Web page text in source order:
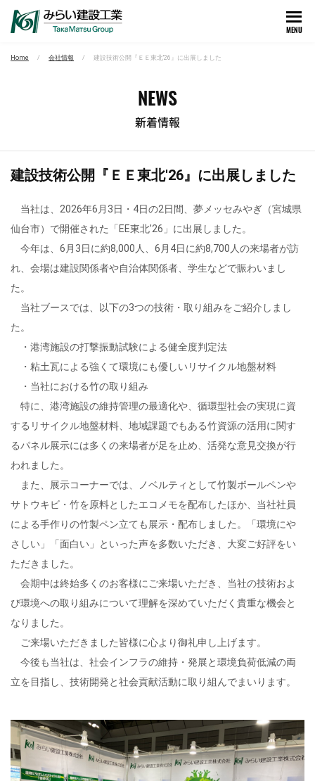
MENU
Home 会社情報 建設技術公開『ＥＥ東北′26』に出展しました
NEWS
新着情報
建設技術公開『ＥＥ東北′26』に出展しました
当社は、2026年6月3日・4日の2日間、夢メッセみやぎ（宮城県
仙台市）で開催された「EE東北’26」に出展しました。
今年は、6月3日に約8,000人、6月4日に約8,700人の来場者が訪
れ、会場は建設関係者や自治体関係者、学生などで賑わいまし
た。
当社ブースでは、以下の3つの技術・取り組みをご紹介しまし
た。
・港湾施設の打撃振動試験による健全度判定法
・粘土瓦による強くて環境にも優しいリサイクル地盤材料
・当社における竹の取り組み
特に、港湾施設の維持管理の最適化や、循環型社会の実現に資
するリサイクル地盤材料、地域課題でもある竹資源の活用に関す
るパネル展示には多くの来場者が足を止め、活発な意見交換が行
われました。
また、展示コーナーでは、ノベルティとして竹製ボールペンや
サトウキビ・竹を原料としたエコメモを配布したほか、当社社員
による手作りの竹製ペン立ても展示・配布しました。「環境にや
さしい」「面白い」といった声を多数いただき、大変ご好評をい
ただきました。
会期中は終始多くのお客様にご来場いただき、当社の技術およ
び環境への取り組みについて理解を深めていただく貴重な機会と
なりました。
ご来場いただきました皆様に心より御礼申し上げます。
今後も当社は、社会インフラの維持・発展と環境負荷低減の両
立を目指し、技術開発と社会貢献活動に取り組んでまいります。